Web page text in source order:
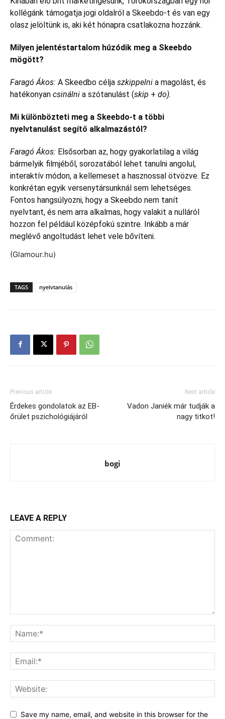
kollégánk támogatja jogi oldalról a Skeebdo-t és van egy
olasz jelöltünk is, aki két hónapra csatlakozna hozzánk.
Milyen jelentéstartalom húzódik meg a Skeebdo
mögött?
Faragó Ákos: A Skeedbo célja szkippelni a magolást, és
hatékonyan csinálni a szótanulást (skip + do).
Mi különbözteti meg a Skeebdo-t a többi
nyelvtanulást segítő alkalmazástól?
Faragó Ákos: Elsősorban az, hogy gyakorlatilag a világ
bármelyik filmjéből, sorozatából lehet tanulni angolul,
interaktív módon, a kellemeset a hasznossal ötvözve. Ez
konkrétan egyik versenytársunknál sem lehetséges.
Fontos hangsúlyozni, hogy a Skeebdo nem tanít
nyelvtant, és nem arra alkalmas, hogy valakit a nulláról
hozzon fel például középfokú szintre. Inkább a már
meglévő angoltudást lehet vele bővíteni.
(Glamour.hu)
TAGS nyelvtanulás
Previous article
Érdekes gondolatok az EB-
őrület pszichológiájáról
Next article
Vadon Janiék már tudják a
nagy titkot!
bogi
LEAVE A REPLY
Save my name, email, and website in this browser for the